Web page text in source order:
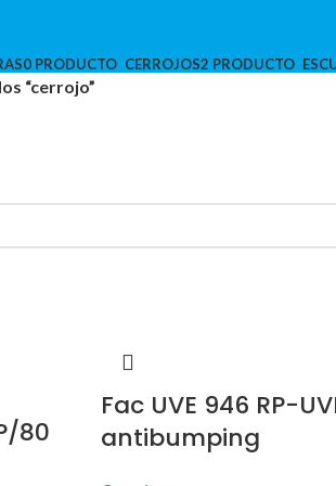
0 PRODUCTO CERROJOS2 PRODUCTO
“cerrojo”
80
Fac UVE 946 RP-
antibumping